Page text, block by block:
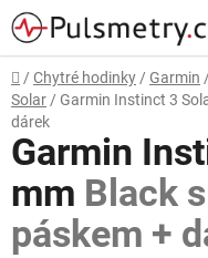
Přejít
na
obsah
Domů
/ Chytré hodinky / Garmin /
Solar / Garmin Instinct 3
dárek
Garmin
mm Black
páskem +